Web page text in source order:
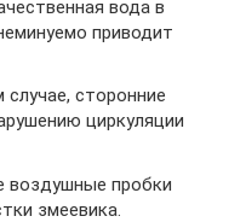
вода в
приводит
сторонние
циркуляции
воздушные пробки
змеевика.